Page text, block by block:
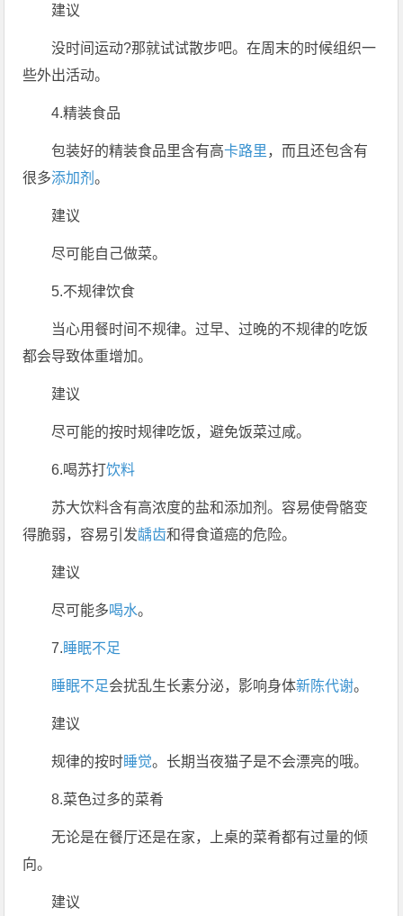
建议
没时间运动?那就试试散步吧。在周末的时候组织一
些外出活动。
4.精装食品
包装好的精装食品里含有高卡路里，而且还包含有
很多添加剂。
建议
尽可能自己做菜。
5.不规律饮食
当心用餐时间不规律。过早、过晚的不规律的吃饭
都会导致体重增加。
建议
尽可能的按时规律吃饭，避免饭菜过咸。
6.喝苏打饮料
苏大饮料含有高浓度的盐和添加剂。容易使骨骼变
得脆弱，容易引发龋齿和得食道癌的危险。
建议
尽可能多喝水。
7.睡眠不足
睡眠不足会扰乱生长素分泌，影响身体新陈代谢。
建议
规律的按时睡觉。长期当夜猫子是不会漂亮的哦。
8.菜色过多的菜肴
无论是在餐厅还是在家，上桌的菜肴都有过量的倾
向。
建议